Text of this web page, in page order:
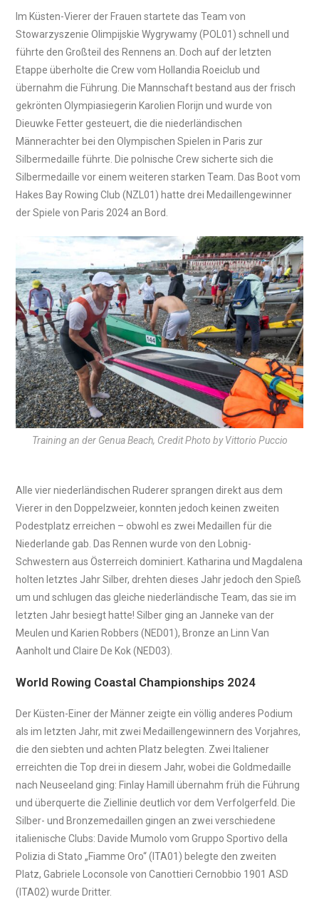
Im Küsten-Vierer der Frauen startete das Team von
Stowarzyszenie Olimpijskie Wygrywamy (POL01) schnell und
führte den Großteil des Rennens an. Doch auf der letzten
Etappe überholte die Crew vom Hollandia Roeiclub und
übernahm die Führung. Die Mannschaft bestand aus der frisch
gekrönten Olympiasiegerin Karolien Florijn und wurde von
Dieuwke Fetter gesteuert, die die niederländischen
Männerachter bei den Olympischen Spielen in Paris zur
Silbermedaille führte. Die polnische Crew sicherte sich die
Silbermedaille vor einem weiteren starken Team. Das Boot vom
Hakes Bay Rowing Club (NZL01) hatte drei Medaillengewinner
der Spiele von Paris 2024 an Bord.
Training an der Genua Beach, Credit Photo by Vittorio Puccio
Alle vier niederländischen Ruderer sprangen direkt aus dem
Vierer in den Doppelzweier, konnten jedoch keinen zweiten
Podestplatz erreichen – obwohl es zwei Medaillen für die
Niederlande gab. Das Rennen wurde von den Lobnig-
Schwestern aus Österreich dominiert. Katharina und Magdalena
holten letztes Jahr Silber, drehten dieses Jahr jedoch den Spieß
um und schlugen das gleiche niederländische Team, das sie im
letzten Jahr besiegt hatte! Silber ging an Janneke van der
Meulen und Karien Robbers (NED01), Bronze an Linn Van
Aanholt und Claire De Kok (NED03).
World Rowing Coastal Championships 2024
Der Küsten-Einer der Männer zeigte ein völlig anderes Podium
als im letzten Jahr, mit zwei Medaillengewinnern des Vorjahres,
die den siebten und achten Platz belegten. Zwei Italiener
erreichten die Top drei in diesem Jahr, wobei die Goldmedaille
nach Neuseeland ging: Finlay Hamill übernahm früh die Führung
und überquerte die Ziellinie deutlich vor dem Verfolgerfeld. Die
Silber- und Bronzemedaillen gingen an zwei verschiedene
italienische Clubs: Davide Mumolo vom Gruppo Sportivo della
Polizia di Stato „Fiamme Oro“ (ITA01) belegte den zweiten
Platz, Gabriele Loconsole von Canottieri Cernobbio 1901 ASD
(ITA02) wurde Dritter.